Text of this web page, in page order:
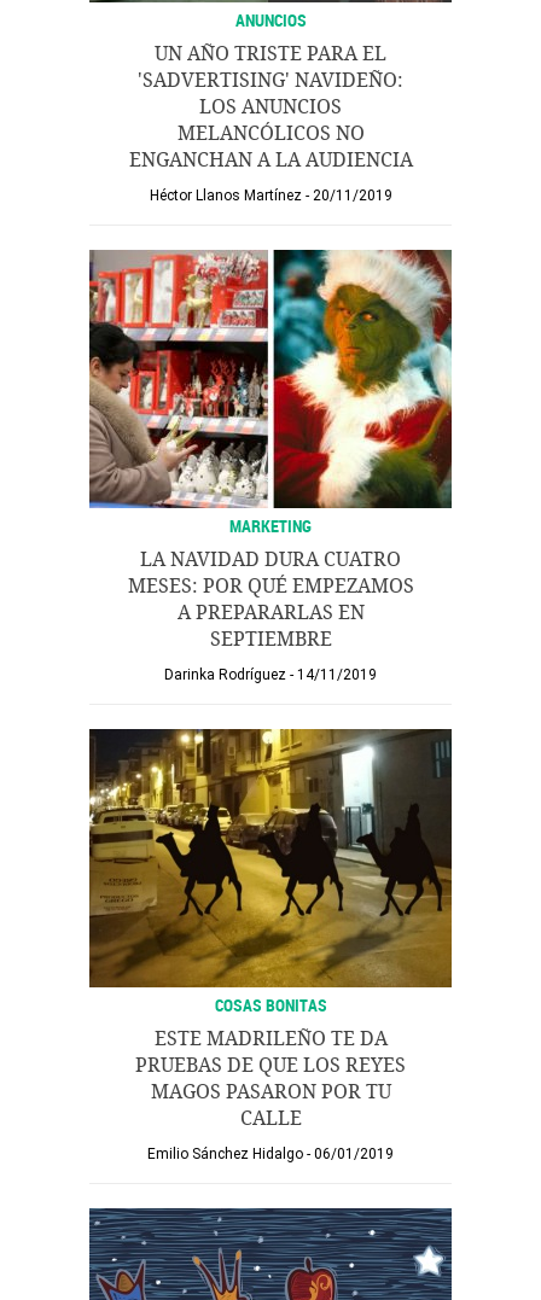
ANUNCIOS
UN AÑO TRISTE PARA EL
'SADVERTISING' NAVIDEÑO:
LOS ANUNCIOS
MELANCÓLICOS NO
ENGANCHAN A LA AUDIENCIA
Héctor Llanos Martínez 20/11/2019
MARKETING
LA NAVIDAD DURA CUATRO
MESES: POR QUÉ EMPEZAMOS
A PREPARARLAS EN
SEPTIEMBRE
Darinka Rodríguez 14/11/2019
COSAS BONITAS
ESTE MADRILEÑO TE DA
PRUEBAS DE QUE LOS REYES
MAGOS PASARON POR TU
CALLE
Emilio Sánchez Hidalgo 06/01/2019